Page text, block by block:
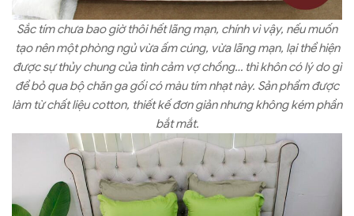
Sắc tím chưa bao giờ thôi hết lãng mạn, chính vì vậy, nếu muốn
tạo nên một phòng ngủ vừa ấm cúng, vừa lãng mạn, lại thể hiện
được sự thủy chung của tình cảm vợ chồng… thì khôn có lý do gì
để bỏ qua bộ chăn ga gối có màu tím nhạt này. Sản phẩm được
làm từ chất liệu cotton, thiết kế đơn giản nhưng không kém phần
bắt mắt.